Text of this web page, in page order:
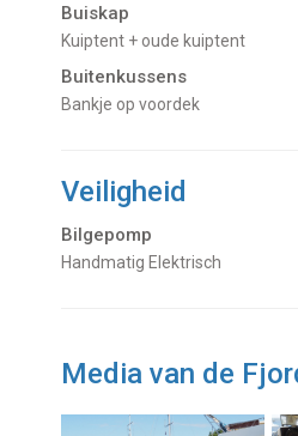
Buiskap
Kuiptent + oude kuiptent
Buitenkussens
bankje op voordek
Veiligheid
Bilgepomp
Handmatig Elektrisch
Media van de